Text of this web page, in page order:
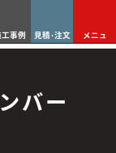
事例 見積･注文 メニュ
バー